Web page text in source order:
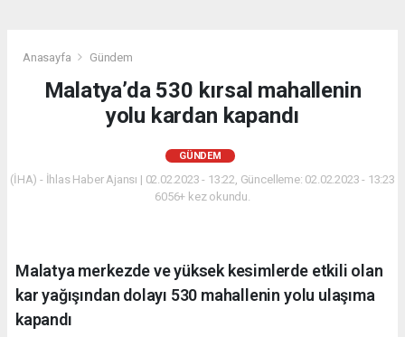
Anasayfa Gündem
Malatya’da 530 kırsal mahallenin
yolu kardan kapandı
GÜNDEM
(İHA) - İhlas Haber Ajansı | 02.02.2023 - 13:22, Güncelleme: 02.02.2023 - 13:23
6056+ kez okundu.
Malatya merkezde ve yüksek kesimlerde etkili olan
kar yağışından dolayı 530 mahallenin yolu ulaşıma
kapandı